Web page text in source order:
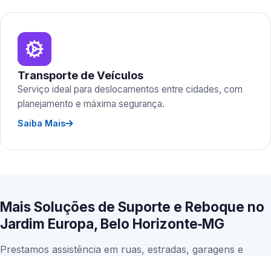
Transporte de Veículos
Serviço ideal para deslocamentos entre cidades, com
planejamento e máxima segurança.
Saiba Mais
Mais Soluções de Suporte e Reboque no
Jardim Europa, Belo Horizonte‑MG
Prestamos assistência em ruas, estradas, garagens e